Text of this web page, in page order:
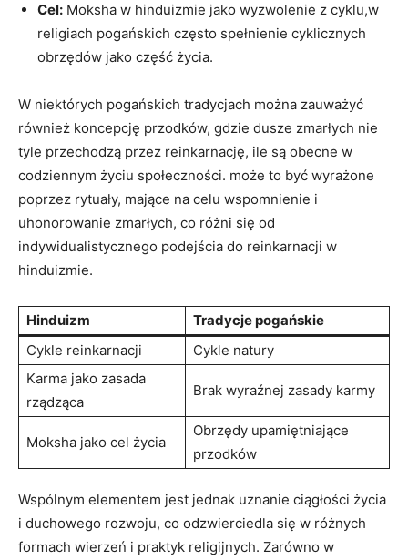
Cel: Moksha w hinduizmie jako wyzwolenie z cyklu,w
religiach pogańskich często spełnienie cyklicznych
obrzędów jako część życia.
W niektórych pogańskich tradycjach można zauważyć
również koncepcję przodków, gdzie dusze zmarłych nie
tyle przechodzą przez reinkarnację, ile są obecne w
codziennym życiu społeczności. może to być wyrażone
poprzez rytuały, mające na celu wspomnienie i
uhonorowanie zmarłych, co różni się od
indywidualistycznego podejścia do reinkarnacji w
hinduizmie.
Hinduizm
Tradycje pogańskie
Cykle reinkarnacji
Cykle natury
Karma jako zasada
rządząca
Brak wyraźnej zasady karmy
Moksha jako cel życia
Obrzędy upamiętniające
przodków
Wspólnym elementem jest jednak uznanie ciągłości życia
i duchowego rozwoju, co odzwierciedla się w różnych
formach wierzeń i praktyk religijnych. Zarówno w